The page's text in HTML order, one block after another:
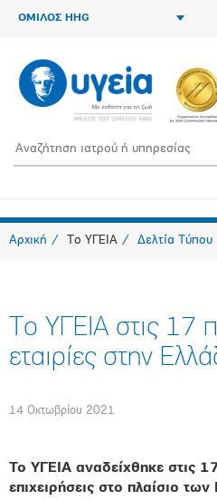
ΟΜΙΛΟΣ HHG
Αρχική Το ΥΓΕΙΑ Δελτία Τύπου
Το ΥΓΕΙΑ στις 17
εταιρίες στην
14 Οκτωβρίου 2021
To ΥΓΕΙΑ αναδείχθηκε στις
επιχειρήσεις στο πλαίσιο